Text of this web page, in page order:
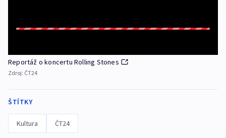
Reportáž o koncertu Rolling Stones
Zdroj: ČT24
ŠTÍTKY
Kultura ČT24